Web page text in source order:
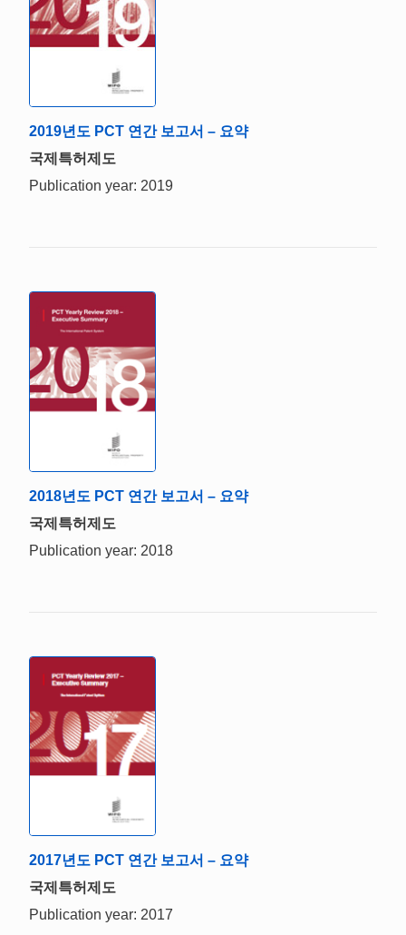
2019년도 PCT 연간 보고서 – 요약
국제특허제도
Publication year: 2019
2018년도 PCT 연간 보고서 – 요약
국제특허제도
Publication year: 2018
2017년도 PCT 연간 보고서 – 요약
국제특허제도
Publication year: 2017